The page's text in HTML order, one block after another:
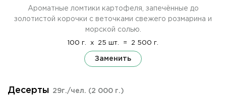
Ароматные ломтики картофеля, запечённые до
золотистой корочки с веточками свежего розмарина и
морской солью.
100 г. x 25 шт. = 2 500 г.
Заменить
Десерты 29г./чел. (2 000 г.)